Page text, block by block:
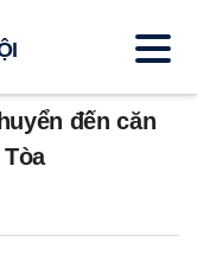
đến căn